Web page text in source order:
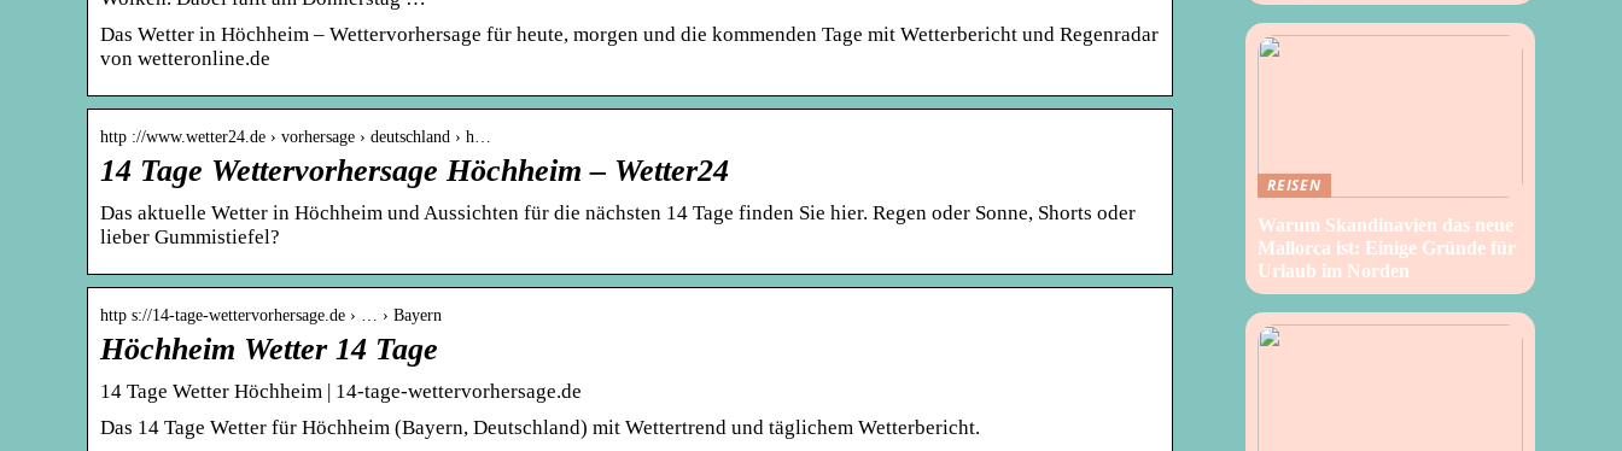
Das Wetter in Höchheim – Wettervorhersage für heute, morgen und die kommenden Tage mit Wetterbericht und Regenradar
von wetteronline.de
http ://www.wetter24.de › vorhersage › deutschland › h…
14 Tage Wettervorhersage Höchheim – Wetter24
Das aktuelle Wetter in Höchheim und Aussichten für die nächsten 14 Tage finden Sie hier. Regen oder Sonne, Shorts oder
lieber Gummistiefel?
http s://14-tage-wettervorhersage.de › … › Bayern
Höchheim Wetter 14 Tage
14 Tage Wetter Höchheim | 14-tage-wettervorhersage.de
Das 14 Tage Wetter für Höchheim (Bayern, Deutschland) mit Wettertrend und täglichem Wetterbericht.
REISEN
Warum Skandinavien das neue
Mallorca ist: Einige Gründe für
Urlaub im Norden